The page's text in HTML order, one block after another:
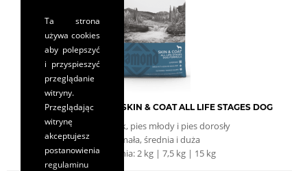
DIAMOND NATURALS SKIN & COAT ALL LIFE STAGES DOG
pies szczeniak, pies młody i pies dorosły
rasa: mała, średnia i duża
opakowania: 2 kg | 7,5 kg | 15 kg
Ta strona
używa cookies
aby polepszyć
i przyspieszyć
przeglądanie
witryny.
Przeglądając
witrynę
akceptujesz
postanowienia
regulaminu